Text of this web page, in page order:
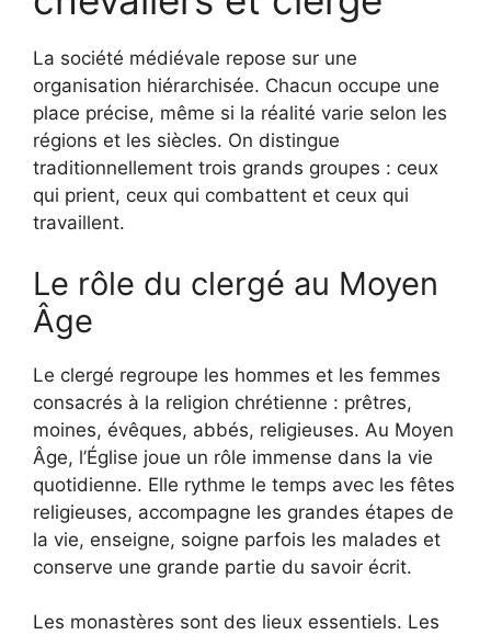
La société médiévale repose sur une
organisation hiérarchisée. Chacun occupe une
place précise, même si la réalité varie selon les
régions et les siècles. On distingue
traditionnellement trois grands groupes : ceux
qui prient, ceux qui combattent et ceux qui
travaillent.
Le rôle du clergé au Moyen
Âge
Le clergé regroupe les hommes et les femmes
consacrés à la religion chrétienne : prêtres,
moines, évêques, abbés, religieuses. Au Moyen
Âge, l’Église joue un rôle immense dans la vie
quotidienne. Elle rythme le temps avec les fêtes
religieuses, accompagne les grandes étapes de
la vie, enseigne, soigne parfois les malades et
conserve une grande partie du savoir écrit.
Les monastères sont des lieux essentiels. Les